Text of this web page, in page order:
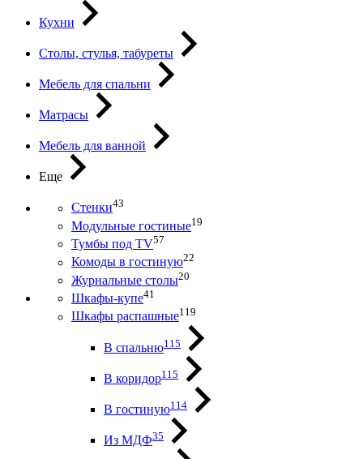
Кухни
Столы, стулья, табуреты
Мебель для спальни
Матрасы
Мебель для ванной
Еще
Стенки43
Модульные гостиные19
Тумбы под ТV57
Комоды в гостиную22
Журнальные столы20
Шкафы-купе41
Шкафы распашные119
В спальню115
В коридор115
В гостиную114
Из МДФ35